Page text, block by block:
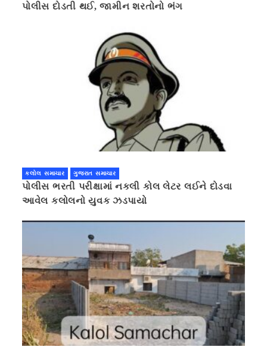
પોલીસ દોડતી થઈ, જામીન શરતોનો ભંગ
કલોલ સમાચાર ગુજરાત સમાચાર
પોલીસ ભરતી પરીક્ષામાં નકલી કોલ લેટર લઈને દોડવા
આવેલ કલોલનો યુવક ઝડપાયો